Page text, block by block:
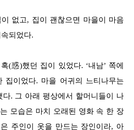
없고, 집이 괜찮으면 마을이 마음
되었다.
(惑)했던 집이 있었다. ‘내남’ 쪽에
집이었다. 마을 어귀의 느티나무는
. 그 아래 평상에서 할머니들이 나
모습은 마치 오래된 영화 속 한 장
주인이 옷을 만드는 장인이라, 아